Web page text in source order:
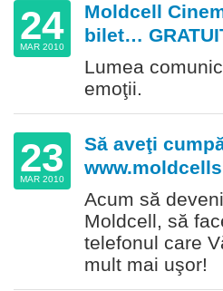
24
MAR 2010
Moldcell
bilet…
Lumea
emoţii.
23
MAR 2010
Să aveţi
Acum să
Moldcell, să
telefonul care
mult mai uşor!